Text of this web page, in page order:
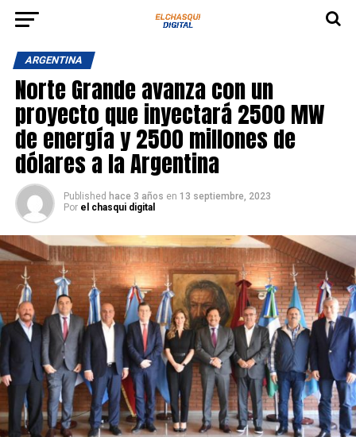
ARGENTINA
Norte Grande avanza con un
proyecto que inyectará 2500 MW
de energía y 2500 millones de
dólares a la Argentina
Published hace 3 años en 13 septiembre, 2023
Por el chasqui digital